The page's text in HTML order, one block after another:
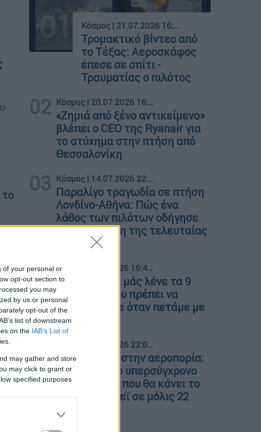
of your personal or
opt-out section to
you may
by us or personal
opt-out of the
list of downstream
on the IAB’s List of
may gather and store
may click to grant or
specified purposes
το
01 Κόσμος | 21.07.2026 16:53
Τρομακτικό βίντεο από
το Τέξας: Αεροσκάφος
έπεσε σε σπίτι -
Τραυματίας ο πιλότος
02 Κόσμος | 20.07.2026 16:41
«Ζημιά από ξένο αντικείμενο»
βλέπει ο CEO της Ryanair για
το ατύχημα στην πτήση από
Θεσσαλονίκη
03 Κόσμος | 14.07.2026 22:32
Παραλίγο τραγωδία σε πτήση
Λονδίνο-Αθήνα: Πώς ένα
λάθος των πιλότων οδήγησε
σε απογείωση της τελευταίας
στιγμής
04 Travel 04.07.2026 16:46
Αεροσυνοδοί μάς λένε τα 9
πράγματα που πρέπει να
αποφεύγουμε όταν πετάμε με
αεροπλάνο
05 21.06.2026 22:06
Επανάσταση στην αεροπορία:
Αυτό είναι το υπερσύγχρονο
αεροσκάφος που θα κάνει το
Λονδίνο-Σίδνεϊ σε μόλις 22
ώρες